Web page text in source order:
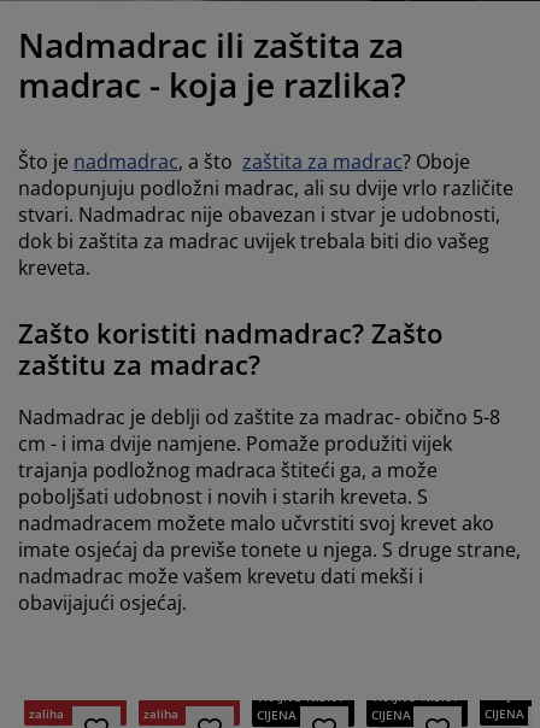
kreveta s pohranom
madraci
kreveti
namještaja
rasvjeta
za kampiranje
za rublje
Nadmadrac ili zaštita za
madrac - koja je razlika?
Što je nadmadrac, a što zaštita za madrac? Oboje
nadopunjuju podložni madrac, ali su dvije vrlo različite
stvari. Nadmadrac nije obavezan i stvar je udobnosti,
dok bi zaštita za madrac uvijek trebala biti dio vašeg
kreveta.
Zašto koristiti nadmadrac? Zašto
zaštitu za madrac?
Nadmadrac je deblji od zaštite za madrac- obično 5-8
cm - i ima dvije namjene. Pomaže produžiti vijek
trajanja podložnog madraca štiteći ga, a može
poboljšati udobnost i novih i starih kreveta. S
nadmadracem možete malo učvrstiti svoj krevet ako
imate osjećaj da previše tonete u njega. S druge strane,
nadmadrac može vašem krevetu dati mekši i
obavijajući osjećaj.
zaliha
zaliha
CIJENA
CIJENA
CIJENA